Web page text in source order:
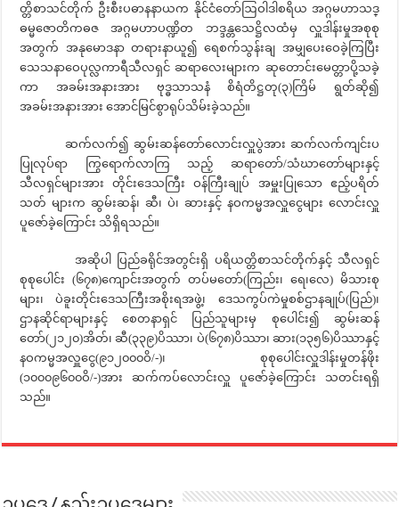
တ္တိစာသင်တိုက် ဦးစီးပဓာနနာယက နိုင်ငံတော်ဩဝါဒါစရိယ အဂ္ဂမဟာသဒ္
ဓမ္မဇောတိကဓဇ အဂ္ဂမဟာပဏ္ဍိတ ဘဒ္ဒန္တသေဋ္ဌိလထံမှ လှူဒါန်းမှုအစုစု
အတွက် အနုမောဒနာ တရားနာယူ၍ ရေစက်သွန်းချ အမျှပေးဝေခဲ့ကြပြီး
သေသနာဝေပုလ္လကာရီသီလရှင် ဆရာလေးများက ဆုတောင်းမေတ္တာပို့သခဲ့
ကာ အခမ်းအနားအား ဗုဒ္ဓသာသနံ စိရံတိဋ္ဌတု(၃)ကြိမ် ရွတ်ဆို၍
အခမ်းအနားအား အောင်မြင်စွာရုပ်သိမ်းခဲ့သည်။
ဆက်လက်၍ ဆွမ်းဆန်တော်လောင်းလှူပွဲအား ဆက်လက်ကျင်းပ
ပြုလုပ်ရာ ကြွရောက်လာကြ သည့် ဆရာတော်/သံဃာတော်များနှင့်
သီလရှင်များအား တိုင်းဒေသကြီး ဝန်ကြီးချုပ် အမှူးပြုသော ဧည့်ပရိတ်
သတ် များက ဆွမ်းဆန်၊ ဆီ၊ ပဲ၊ ဆားနှင့် နဝကမ္မအလှူငွေများ လောင်းလှူ
ပူဇော်ခဲ့ကြောင်း သိရှိရသည်။
အဆိုပါ ပြည်ခရိုင်အတွင်းရှိ ပရိယတ္တိစာသင်တိုက်နှင့် သီလရှင်
စုစုပေါင်း (၆၇၈)ကျောင်းအတွက် တပ်မတော်(ကြည်း၊ ရေ၊လေ) မိသားစု
များ၊ ပဲခူးတိုင်းဒေသကြီးအစိုးရအဖွဲ့၊ ဒေသကွပ်ကဲမှုစစ်ဌာနချုပ်(ပြည်)၊
ဌာနဆိုင်ရာများနှင့် စေတနာရှင် ပြည်သူများမှ စုပေါင်း၍ ဆွမ်းဆန်
တော်(၂၁၂၀)အိတ်၊ ဆီ(၃၃၉)ပိဿာ၊ ပဲ(၆၇၈)ပိဿာ၊ ဆား(၁၃၅၆)ပိဿာနှင့်
နဝကမ္မအလှူငွေ(၉၁၂၀၀၀ဝိ/-)၊ စုစုပေါင်းလှူဒါန်းမှုတန်ဖိုး
(၁၀၀၀၉၆၀၀ဝိ/-)အား ဆက်ကပ်လောင်းလှူ ပူဇော်ခဲ့ကြောင်း သတင်းရရှိ
သည်။